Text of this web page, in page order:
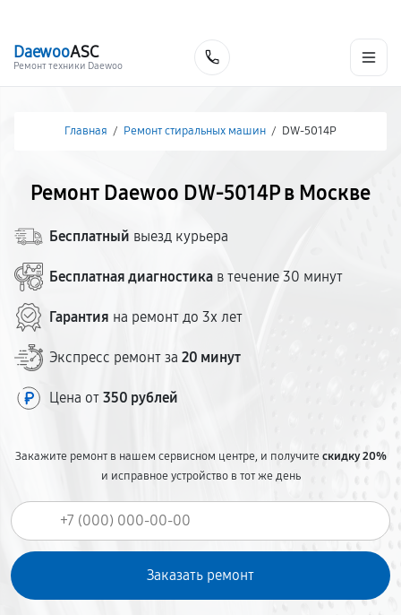
DaewooASC
Ремонт техники Daewoo
Главная / Ремонт стиральных машин / DW-5014P
Ремонт Daewoo DW-5014P в Москве
Бесплатный выезд курьера
Бесплатная диагностика в течение 30 минут
Гарантия на ремонт до 3х лет
Экспресс ремонт за 20 минут
Цена от 350 рублей
Закажите ремонт в нашем сервисном центре, и получитескидку 20%
и исправное устройство в тот же день